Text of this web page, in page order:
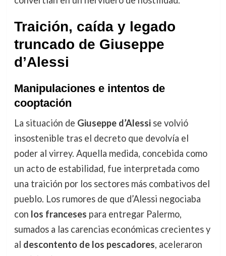
Traición, caída y legado
truncado de Giuseppe
d’Alessi
Manipulaciones e intentos de
cooptación
La situación de Giuseppe d’Alessise volvió
insostenible tras el decreto que devolvía el
poder al virrey. Aquella medida, concebida como
un acto de estabilidad, fue interpretada como
una traición por los sectores más combativos del
pueblo. Los rumores de que d’Alessi negociaba
con los franceses para entregar Palermo,
sumados a las carencias económicas crecientes y
al descontento de los pescadores, aceleraron